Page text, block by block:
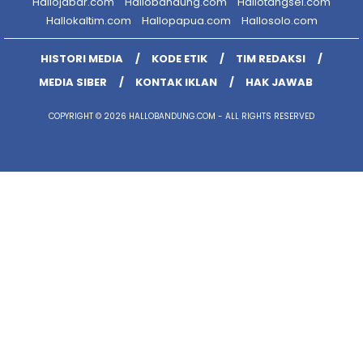
Hallokaltim.com
Hallopapua.com Hallosolo.com
HISTORI MEDIA KODE ETIK
TIM REDAKSI
MEDIA SIBER
KONTAK IKLAN HAK JAWAB
COPYRIGHT © 2026 HALLOBANDUNG.COM - ALL RIGHTS RESERVED